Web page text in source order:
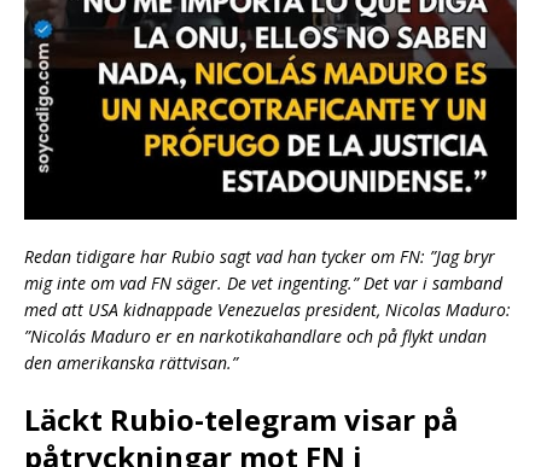
Redan tidigare har Rubio sagt vad han tycker om FN: ”Jag bryr
mig inte om vad FN säger. De vet ingenting.” Det var i samband
med att USA kidnappade Venezuelas president, Nicolas Maduro:
”Nicolás Maduro er en narkotikahandlare och på flykt undan
den amerikanska rättvisan.”
Läckt Rubio-telegram visar på
påtryckningar mot FN i